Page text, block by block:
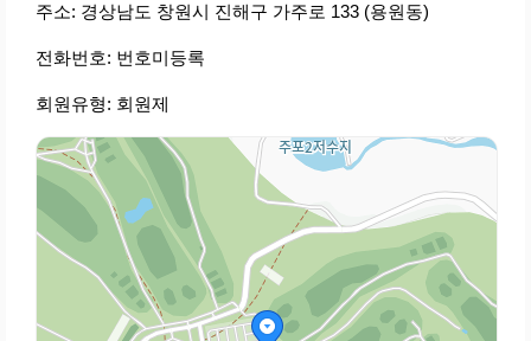
주소: 경상남도 창원시 진해구 가주로 133 (용원동)
전화번호: 번호미등록
회원유형: 회원제